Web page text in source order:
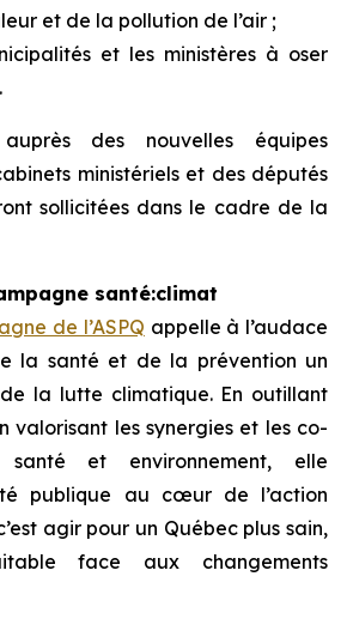
et de la pollution de l’air ;
et les ministères à oser
des nouvelles équipes
ministériels et des députés
sollicitées dans le cadre de la
santé:climat
de l’ASPQ appelle à l’audace
la santé et de la prévention un
la lutte climatique. En outillant
valorisant les synergies et les co-
santé et environnement, elle
publique au cœur de l’action
agir pour un Québec plus sain,
face aux changements